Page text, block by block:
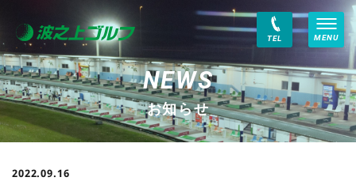
TEL MENU
お知らせ
2022.09.16